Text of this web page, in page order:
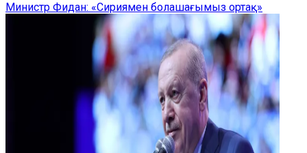
Министр Фидан: «Сириямен болашағымыз ортақ»